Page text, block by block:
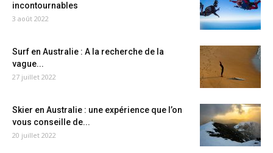
incontournables
3 août 2022
Surf en Australie : A la recherche de la
vague...
27 juillet 2022
Skier en Australie : une expérience que l’on
vous conseille de...
20 juillet 2022